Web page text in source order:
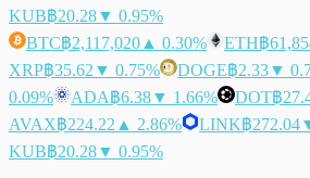
KUB฿20.28▼ 0.95%
BTC฿2,117,020 ▲ 0.30% ETH฿
XRP฿35.62 ▼ 0.75% DOGE฿2.33▼
0.09%
ADA฿6.38▼ 1.66% DOT฿
AVAX฿224.22 ▲ 2.86% LINK฿272.04
KUB฿20.28▼ 0.95%